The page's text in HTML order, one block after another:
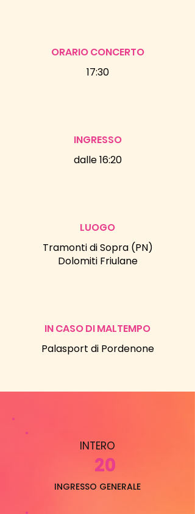
ORARIO CONCERTO
17:30
INGRESSO
dalle 16:20
LUOGO
Tramonti di Sopra (PN)
Dolomiti Friulane
IN CASO DI MALTEMPO
Palasport di Pordenone
INTERO
20
INGRESSO GENERALE